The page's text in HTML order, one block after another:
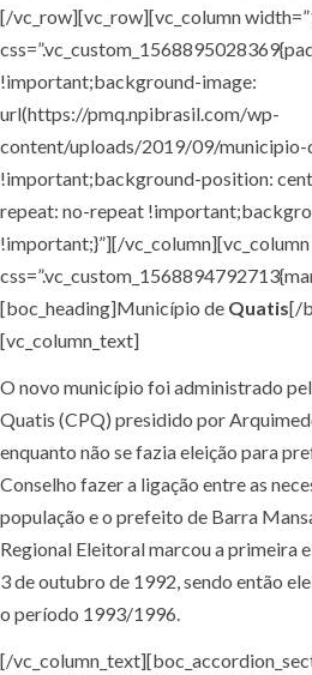
[/vc_row][vc_row][vc_column
!important;background-image:
url(https://pmq.npibrasil.com/wp-
content/uploads/2019/09/municipio-
!important;background-position:
repeat: no-repeat
!important;}”][/
[boc_heading]Município de Quatis[/
[vc_column_text]
O novo município foi administrado
Quatis (CPQ) presidido por
enquanto não se fazia eleição para
Conselho fazer a ligação entre as
população e o prefeito de Barra
Regional Eleitoral marcou a primeira
3 de outubro de 1992, sendo então
o período 1993/1996.
[/